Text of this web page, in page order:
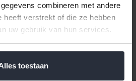
combineren met andere
heeft verstrekt of die ze hebben
uw gebruik van hun services.
toestaan